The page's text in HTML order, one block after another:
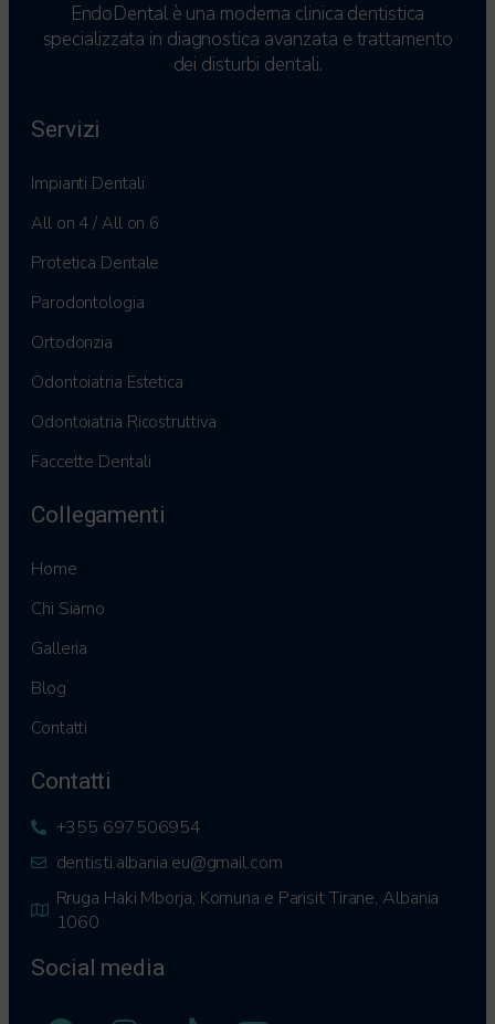
EndoDental è una moderna clinica dentistica
specializzata in diagnostica avanzata e trattamento
dei disturbi dentali.
Servizi
Impianti Dentali
All on 4 / All on 6
Protetica Dentale
Parodontologia
Ortodonzia
Odontoiatria Estetica
Odontoiatria Ricostruttiva
Faccette Dentali
Collegamenti
Home
Chi Siamo
Galleria
Blog
Contatti
Contatti
+355 697506954
dentisti.albania.eu@gmail.com
Rruga Haki Mborja, Komuna e Parisit Tirane, Albania
1060
Social media